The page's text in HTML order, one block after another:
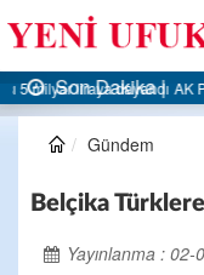
Son Dakika |AK
Gündem
Belçika
Yayınlanma :